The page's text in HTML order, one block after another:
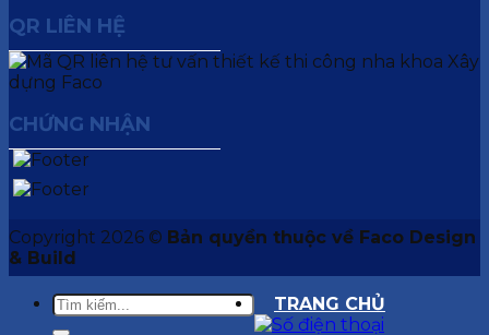
QR LIÊN HỆ
CHỨNG NHẬN
Copyright 2026 © Bản quyền thuộc về Faco Design
& Build
TRANG CHỦ